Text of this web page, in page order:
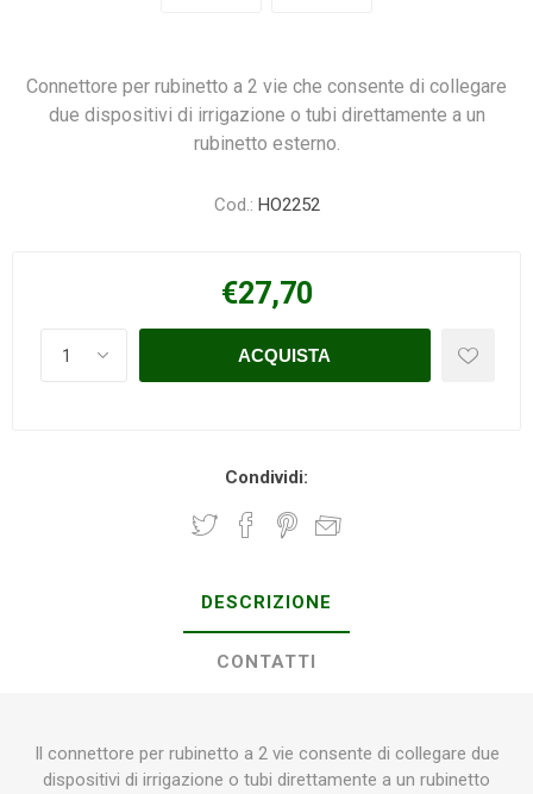
Connettore per rubinetto a 2 vie che consente di collegare
due dispositivi di irrigazione o tubi direttamente a un
rubinetto esterno.
Cod.: HO2252
€27,70
Condividi:
DESCRIZIONE
CONTATTI
Il connettore per rubinetto a 2 vie consente di collegare due
dispositivi di irrigazione o tubi direttamente a un rubinetto